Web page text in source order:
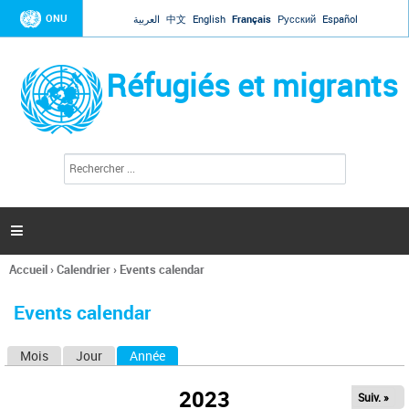
Jump to navigation
ONU العربية 中文 English Français Русский Español
Réfugiés et migrants
l
c
h
e

Vous
ici
Accueil›Calendrier› Events calendar
Events calendar
Mois Jour Année
2023 Suiv. »